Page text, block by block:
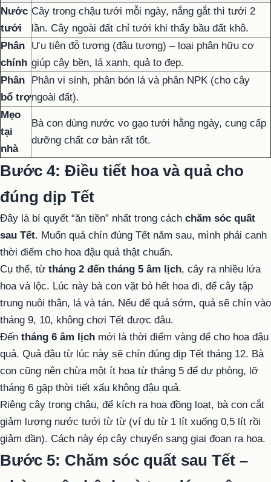
Nước
tưới
Cây trong chậu tưới mỗi ngày, nắng gắt thì tưới 2
lần. Cây ngoài đất chỉ tưới khi thấy bầu đất khô.
Phân
chính
Ưu tiên đỗ tương (đậu tương) – loại phân hữu cơ
giúp cây bền, lá xanh, quả to đẹp.
Phân
bổ trợ
Phân vi sinh, phân bón lá và phân NPK (cho cây
ngoài đất).
Mẹo
tại
nhà
Bà con dùng nước vo gạo tưới hằng ngày, cung cấp
dưỡng chất cơ bản rất tốt.
Bước 4: Điều tiết hoa và quả cho
đúng dịp Tết
Đây là bí quyết “ăn tiền” nhất trong cách chăm sóc quất
sau Tết. Muốn quả chín đúng Tết năm sau, mình phải canh
thời điểm cho hoa đậu quả thật chuẩn.
Cụ thể, từ tháng 2 đến tháng 5 âm lịch, cây ra nhiều lứa
hoa và lộc. Lúc này bà con vặt bỏ hết hoa đi, để cây tập
trung nuôi thân, lá và tán. Nếu để quả sớm, quả sẽ chín vào
tháng 9, 10, không chơi Tết được đâu.
Đến tháng 6 âm lịch mới là thời điểm vàng để cho hoa đậu
quả. Quả đậu từ lúc này sẽ chín đúng dịp Tết tháng 12. Bà
con cũng nên chừa một ít hoa từ tháng 5 để dự phòng, lỡ
tháng 6 gặp thời tiết xấu không đậu quả.
Riêng cây trong chậu, để kích ra hoa đồng loạt, bà con cắt
giảm lượng nước tưới từ từ (ví dụ từ 1 lít xuống 0,5 lít rồi
giảm dần). Cách này ép cây chuyển sang giai đoạn ra hoa.
Bước 5: Chăm sóc quất sau Tết –